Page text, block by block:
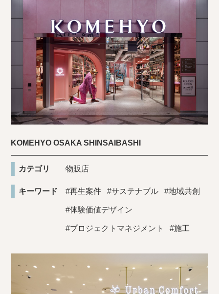
KOMEHYO OSAKA SHINSAIBASHI
カテゴリ 物販店
キーワード #再生案件 #サステナブル #地域共創
#体験価値デザイン
#プロジェクトマネジメント #施工